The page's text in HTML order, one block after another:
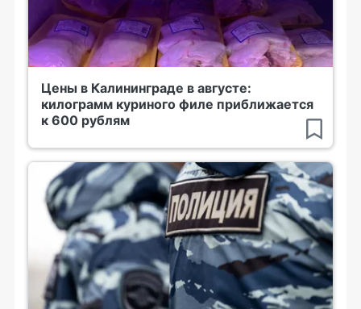
Цены в Калининграде в августе:
килограмм куриного филе приближается
к 600 рублям